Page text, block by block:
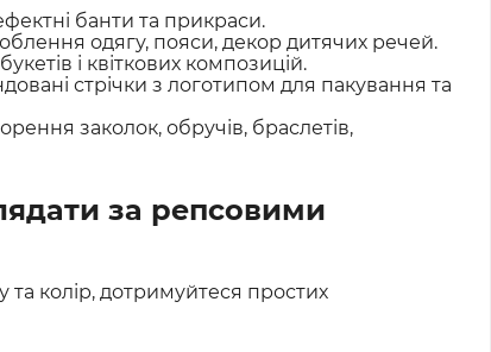
банти та прикраси.
одягу, пояси, декор дитячих речей.
і квіткових композицій.
стрічки з логотипом для пакування та
заколок, обручів, браслетів,
за репсовими
колір, дотримуйтеся простих